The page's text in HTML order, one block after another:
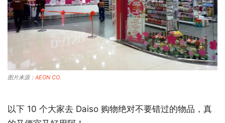
图片来源： AEON CO.
以下 10 个大家去 Daiso 购物绝对不要错过的物品，真